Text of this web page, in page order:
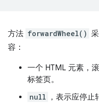
方法 forwardWheel()
容：
一个 HTML 元素，
标签页。
null ，表示应停止